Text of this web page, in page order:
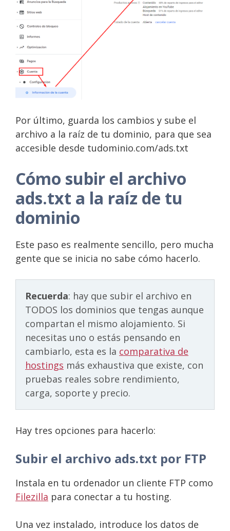
Por último, guarda los cambios y sube el
archivo a la raíz de tu dominio, para que sea
accesible desde tudominio.com/ads.txt
Cómo subir el archivo
ads.txt a la raíz de tu
dominio
Este paso es realmente sencillo, pero mucha
gente que se inicia no sabe cómo hacerlo.
Recuerda: hay que subir el archivo en
TODOS los dominios que tengas aunque
compartan el mismo alojamiento. Si
necesitas uno o estás pensando en
cambiarlo, esta es la comparativa de
hostings más exhaustiva que existe, con
pruebas reales sobre rendimiento,
carga, soporte y precio.
Hay tres opciones para hacerlo:
Subir el archivo ads.txt por FTP
Instala en tu ordenador un cliente FTP como
Filezilla para conectar a tu hosting.
Una vez instalado, introduce los datos de